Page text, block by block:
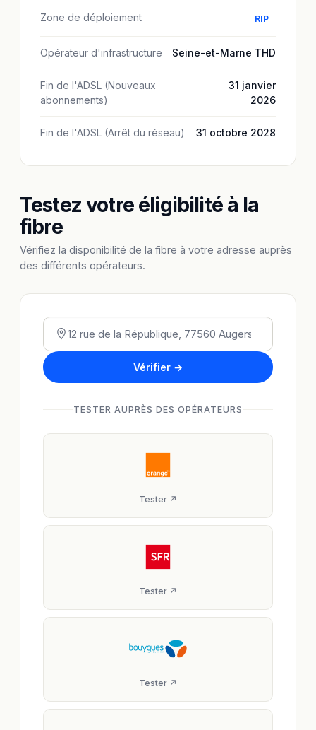
Zone de déploiement RIP
Opérateur d'infrastructure Seine-et-Marne THD
Fin de l'ADSL (Nouveaux
abonnements)
31 janvier
2026
Fin de l'ADSL (Arrêt du réseau) 31 octobre 2028
Testez votre éligibilité à la
fibre
Vérifiez la disponibilité de la fibre à votre adresse auprès
des différents opérateurs.
Vérifier →
TESTER AUPRÈS DES OPÉRATEURS
Tester ↗
Tester ↗
Tester ↗